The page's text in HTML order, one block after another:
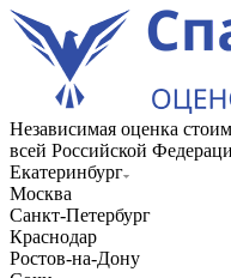
Независимая оценка
всей Российской
Екатеринбург
Москва
Санкт-Петербург
Краснодар
Ростов-на-Дону